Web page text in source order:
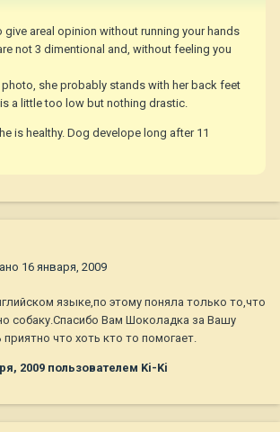
areal opinion without running your hands
not 3 dimentional and, without feeling you
she probably stands with her back feet
is a little too low but nothing drastic.
is healthy. Dog develope long after 11
16 января, 2009
языке,по этому поняла только то,что
собаку.Спасибо Вам Шоколадка за Вашу
что хоть кто то помогает.
2009 пользователем Ki-Ki